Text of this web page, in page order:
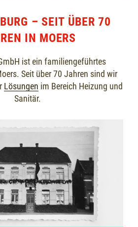
– SEIT ÜBER 70
IN MOERS
ist ein familiengeführtes
Seit über 70 Jahren sind wir
Lösungen im Bereich Heizung und
Sanitär.